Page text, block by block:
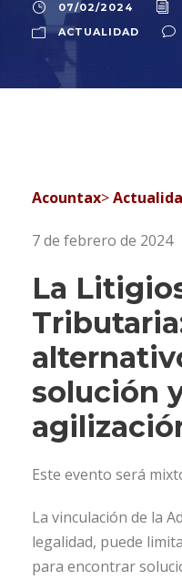
07/02/2024
ACTUALIDAD
Acountax>
7 de febrero de 2024
La
solución
Este evento será
La vinculación de la
legalidad, puede
para encontrar